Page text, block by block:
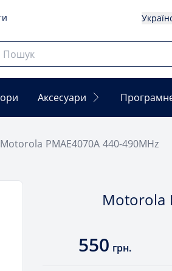
Аксесуари
Motorola PMAE4070A 440-490MHz
Motorola
550 грн.